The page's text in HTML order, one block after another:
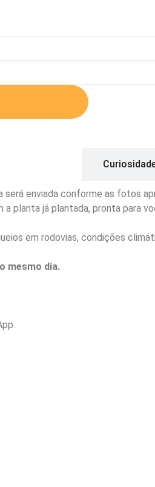
será enviada conforme as fotos
planta já plantada, pronta para
em rodovias, condições
mesmo dia.